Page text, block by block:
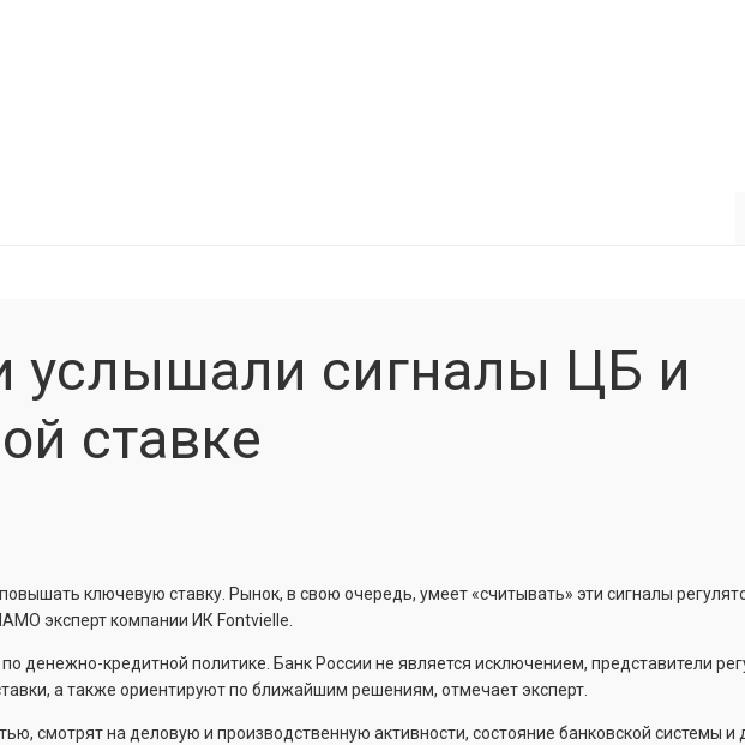
услышали сигналы ЦБ и
ставке
ключевую ставку. Рынок, в свою очередь, умеет «считывать» эти сигналы
эксперт компании ИК Fontvielle.
денежно-кредитной политике. Банк России не является исключением, представители
а также ориентируют по ближайшим решениям, отмечает эксперт.
смотрят на деловую и производственную активности, состояние банковской системы и